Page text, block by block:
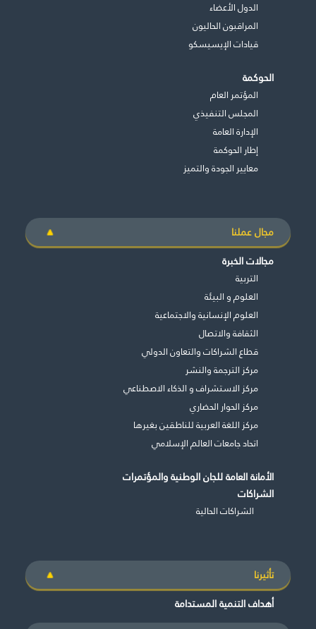
الدول الأعضاء
المراقبون الحاليون
قيادات الإيسيسكو
الحوكمة
المؤتمر العام
المجلس التنفيذي
اﻹدارة العامة
إطار الحوكمة
معايير الجودة والتميز
مجال عملنا
مجالات الخبرة
التربية
العلوم و البيئة
العلوم الإنسانية والاجتماعية
الثقافة والاتصال
قطاع الشراكات والتعاون الدولي
مركز الترجمة والنشر
مركز الاستشراف و الذكاء الاصطناعي
مركز الحوار الحضاري
مركز اللغة العربية للناطقين بغيرها
اتحاد جامعات العالم الإسلامي
الأمانة العامة للجان الوطنية والمؤتمرات
الشراكات
الشراكات الحالية
تأثيرنا
أهداف التنمية المستدامة